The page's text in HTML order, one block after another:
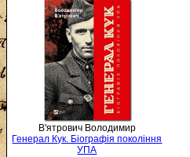
В'ятрович Володимир
Генерал Кук. Біографія покоління
УПА